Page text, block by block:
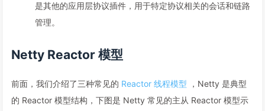
是其他的应用层协议插件，用于特定协议相关的会话和链路
管理。
Netty Reactor 模型
前面，我们介绍了三种常见的 Reactor 线程模型 ，Netty 是典型
的 Reactor 模型结构，下图是 Netty 常见的主从 Reactor 模型示